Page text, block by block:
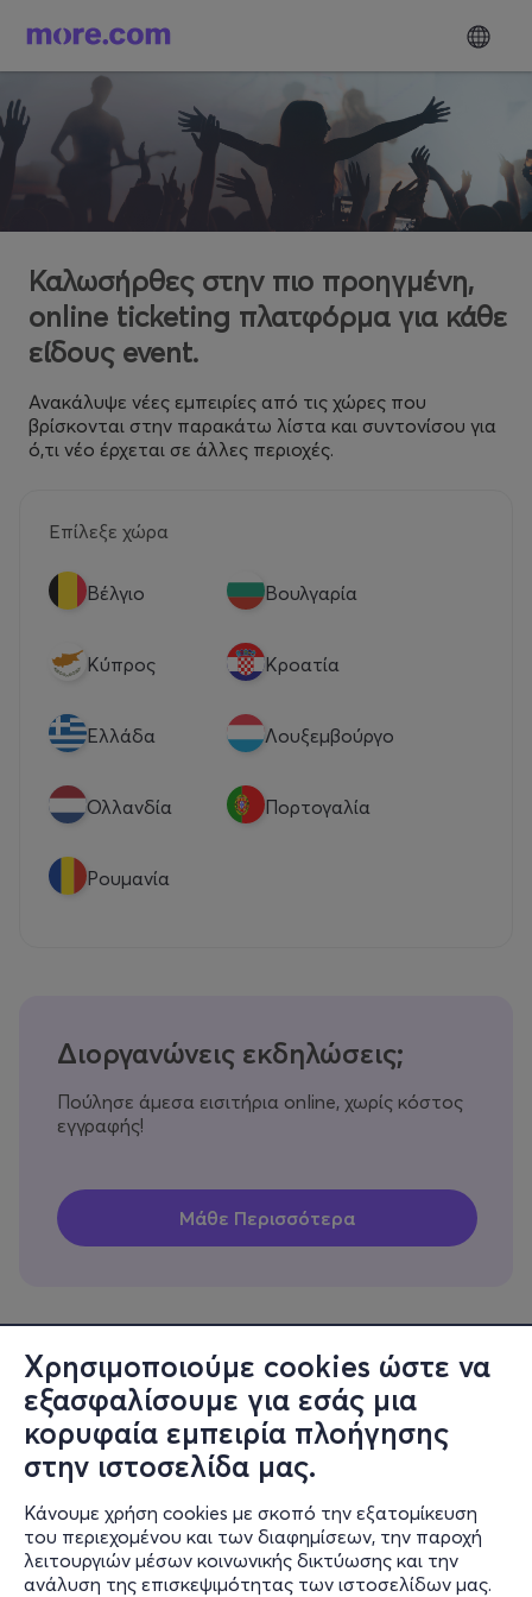
Χρησιμοποιούμε cookies ώστε να
εξασφαλίσουμε για εσάς μια
κορυφαία εμπειρία πλοήγησης
στην ιστοσελίδα μας.
Κάνουμε χρήση cookies με σκοπό την εξατομίκευση
του περιεχομένου και των διαφημίσεων, την παροχή
λειτουργιών μέσων κοινωνικής δικτύωσης και την
ανάλυση της επισκεψιμότητας των ιστοσελίδων μας.
Καλωσήρθες στην πιο προηγμένη,
online ticketing πλατφόρμα για κάθε
είδους event.
Ανακάλυψε νέες εμπειρίες από τις χώρες που
βρίσκονται στην παρακάτω λίστα και συντονίσου για
ό,τι νέο έρχεται σε άλλες περιοχές.
Επίλεξε χώρα
Βέλγιο Βουλγαρία
Κύπρος Κροατία
Eλλάδα Λουξεμβούργο
Ολλανδία Πορτογαλία
Ρουμανία
Διοργανώνεις εκδηλώσεις;
Πούλησε άμεσα εισιτήρια online, χωρίς κόστος
εγγραφής!
Πληροφορίες
Υποστήριξη
Stay Connected